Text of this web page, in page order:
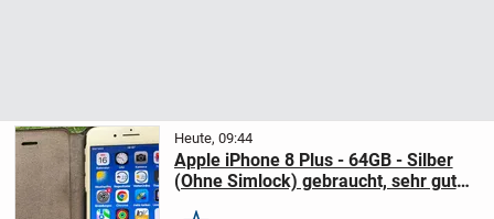
Heute, 09:44
Apple iPhone 8 Plus - 64GB - Silber
(Ohne Simlock) gebraucht, sehr guter